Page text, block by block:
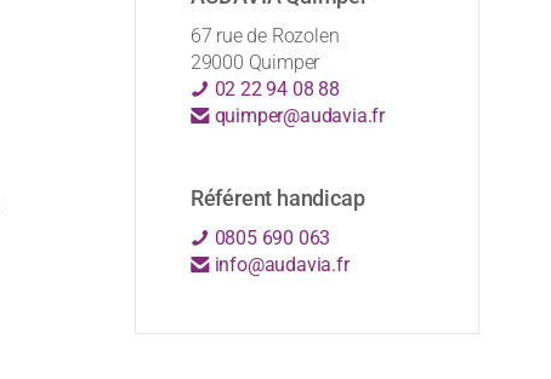
67 rue de Rozolen
29000 Quimper
02 22 94 08 88
quimper@audavia.fr
Référent handicap
0805 690 063
info@audavia.fr